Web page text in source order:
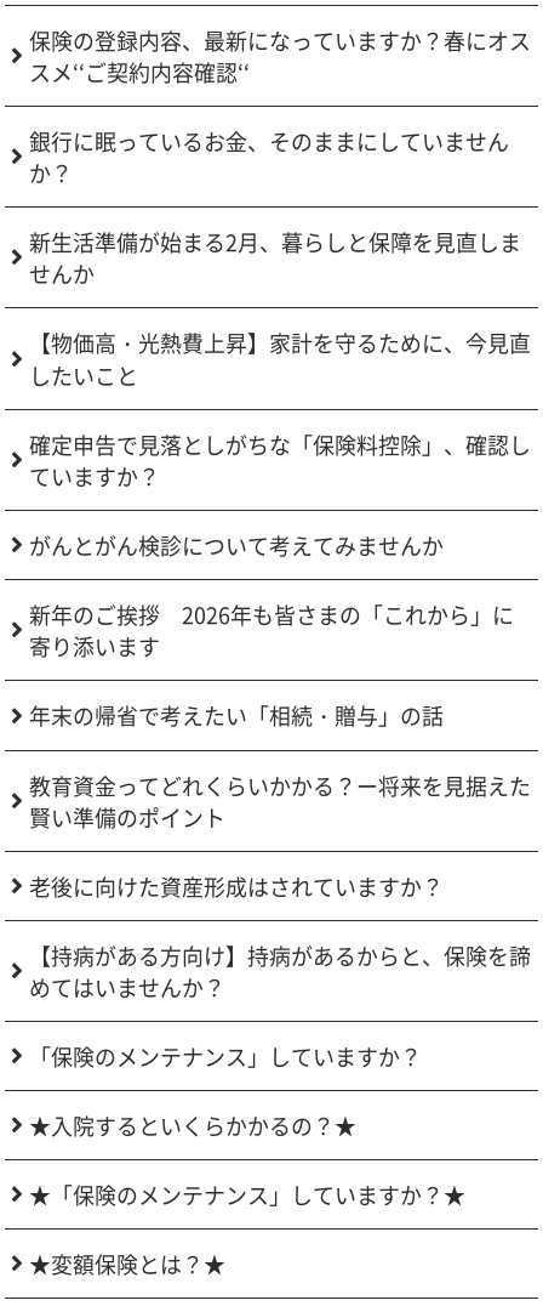
保険の登録内容、最新になっていますか？春にオス
スメ‘‘ご契約内容確認‘‘
銀行に眠っているお金、そのままにしていません
か？
新生活準備が始まる2月、暮らしと保障を見直しま
せんか
【物価高・光熱費上昇】家計を守るために、今見直
したいこと
確定申告で見落としがちな「保険料控除」、確認し
ていますか？
がんとがん検診について考えてみませんか
新年のご挨拶 2026年も皆さまの「これから」に
寄り添います
年末の帰省で考えたい「相続・贈与」の話
教育資金ってどれくらいかかる？ー将来を見据えた
賢い準備のポイント
老後に向けた資産形成はされていますか？
【持病がある方向け】持病があるからと、保険を諦
めてはいませんか？
「保険のメンテナンス」していますか？
★入院するといくらかかるの？★
★「保険のメンテナンス」していますか？★
★変額保険とは？★